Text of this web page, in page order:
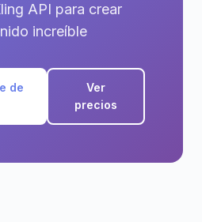
API para crear
increíble
de
Ver
precios